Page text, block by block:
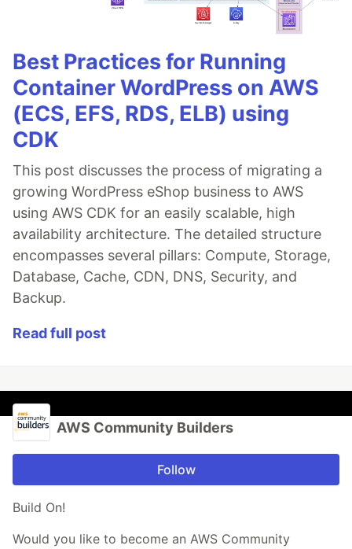
Best Practices for Running
Container WordPress on AWS
(ECS, EFS, RDS, ELB) using
CDK
This post discusses the process of migrating a
growing WordPress eShop business to AWS
using AWS CDK for an easily scalable, high
availability architecture. The detailed structure
encompasses several pillars: Compute, Storage,
Database, Cache, CDN, DNS, Security, and
Backup.
Read full post
AWS Community Builders
Follow
Build On!
Would you like to become an AWS Community